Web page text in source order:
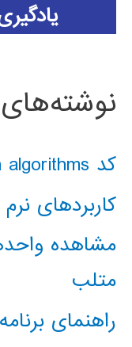
نوشته‌های
کد classical AI search algorithms
کاربردهای
مشاهده
متلب
راهنمای